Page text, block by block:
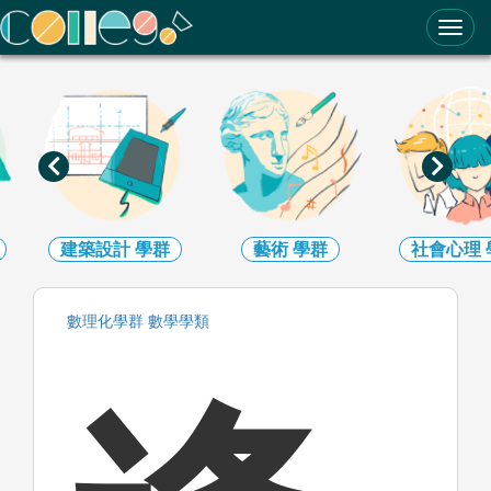
ColleGo! 大學選才與高中育才輔助系統
建築設計學群 藝術 學群 社會心理
數理化學群 數學學類